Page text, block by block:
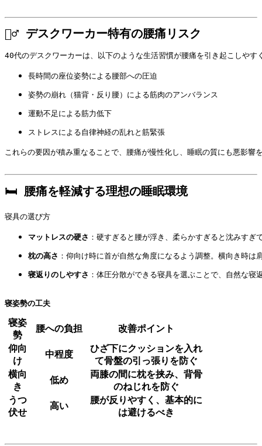
🧍‍♂️ デスクワーカー特有の腰痛リスク
40代のデスクワーカーは、以下のような生活習慣が腰痛を引き起こしやす
長時間の座位姿勢による腰部への圧迫
姿勢の崩れ（猫背・反り腰）による筋肉のアンバランス
運動不足による筋力低下
ストレスによる自律神経の乱れと筋緊張
これらの要因が積み重なることで、腰痛が慢性化し、睡眠の質にも悪影響
🛏️ 腰痛を軽減する理想の睡眠環境
寝具の選び方
マットレスの硬さ ：硬すぎると腰が浮き、柔らかすぎると沈みすぎ
枕の高さ ：仰向け時に首が自然な角度になるよう調整。横向き時は
寝返りのしやすさ ：体圧分散ができる寝具を選ぶことで、自然な寝
寝姿勢の工夫
寝姿
勢
腰への負担
改善ポイント
仰向
け
中程度
ひざ下にクッションを入れ
て骨盤の引っ張りを防ぐ
横向
き
低め
両膝の間に枕を挟み、背骨
のねじれを防ぐ
うつ
伏せ
高い
腰が反りやすく、基本的に
は避けるべき